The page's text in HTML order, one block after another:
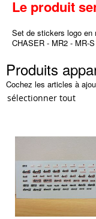
Le produit
Set de stickers logo en
CHASER - MR2 - MR-
Produits
Cochez les articles à
sélectionner tout